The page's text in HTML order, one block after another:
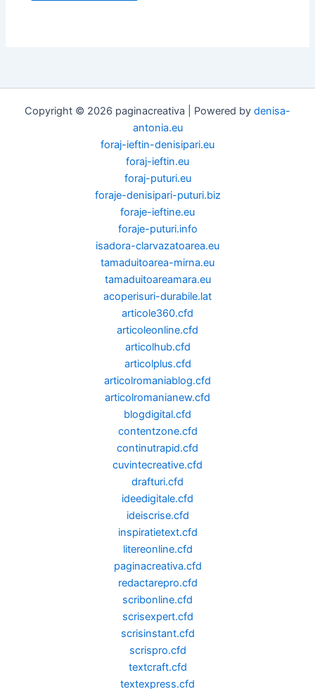
Copyright © 2026 paginacreativa | Powered by denisa-
antonia.eu
foraj-ieftin-denisipari.eu
foraj-ieftin.eu
foraj-puturi.eu
foraje-denisipari-puturi.biz
foraje-ieftine.eu
foraje-puturi.info
isadora-clarvazatoarea.eu
tamaduitoarea-mirna.eu
tamaduitoareamara.eu
acoperisuri-durabile.lat
articole360.cfd
articoleonline.cfd
articolhub.cfd
articolplus.cfd
articolromaniablog.cfd
articolromanianew.cfd
blogdigital.cfd
contentzone.cfd
continutrapid.cfd
cuvintecreative.cfd
drafturi.cfd
ideedigitale.cfd
ideiscrise.cfd
inspiratietext.cfd
litereonline.cfd
paginacreativa.cfd
redactarepro.cfd
scribonline.cfd
scrisexpert.cfd
scrisinstant.cfd
scrispro.cfd
textcraft.cfd
textexpress.cfd